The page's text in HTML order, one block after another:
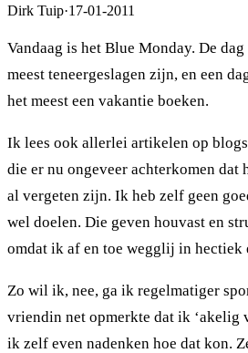
Dirk Tuip·17-01-2011
Vandaag is het Blue Monday. De
meest teneergeslagen zijn, en een
het meest een vakantie boeken.
Ik lees ook allerlei artikelen op
die er nu ongeveer achterkomen dat
al vergeten zijn. Ik heb zelf geen
wel doelen. Die geven houvast en
omdat ik af en toe wegglij in hectiek
Zo wil ik, nee, ga ik regelmatiger
vriendin net opmerkte dat ik ‘akelig
ik zelf even nadenken hoe dat kon.